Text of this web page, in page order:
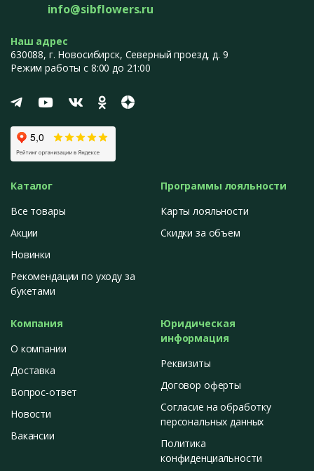
info@sibflowers.ru
Наш адрес
630088, г. Новосибирск, Северный проезд, д. 9
Режим работы с 8:00 до 21:00
Каталог
Все товары
Акции
Новинки
Рекомендации по уходу за
букетами
Программы лояльности
Карты лояльности
Скидки за объем
Компания
О компании
Доставка
Вопрос-ответ
Новости
Вакансии
Юридическая
информация
Реквизиты
Договор оферты
Согласие на обработку
персональных данных
Политика
конфиденциальности